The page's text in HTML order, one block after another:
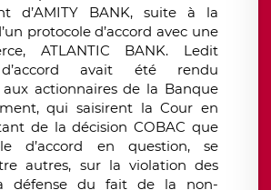
d’AMITY BANK, suite à la
protocole d’accord avec une
ATLANTIC BANK. Ledit
avait été rendu
actionnaires de la Banque
qui saisirent la Cour en
de la décision COBAC que
d’accord en question, se
autres, sur la violation des
défense du fait de la non-